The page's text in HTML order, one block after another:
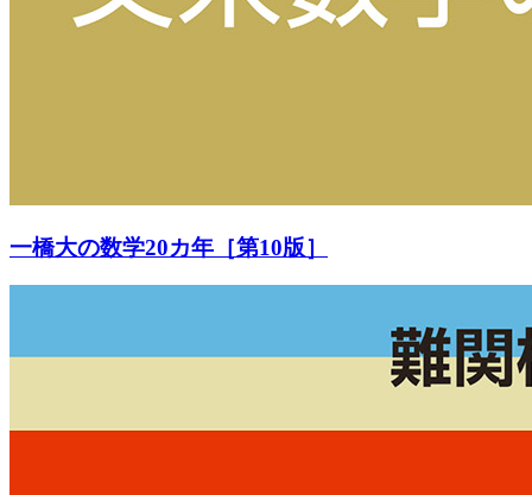
一橋大の数学20カ年［第10版］